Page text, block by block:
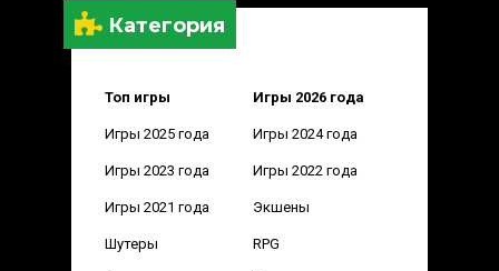
Категория
Топ игры Игры 2026 года
Игры 2025 года Игры 2024 года
Игры 2023 года Игры 2022 года
Игры 2021 года Экшены
Шутеры RPG